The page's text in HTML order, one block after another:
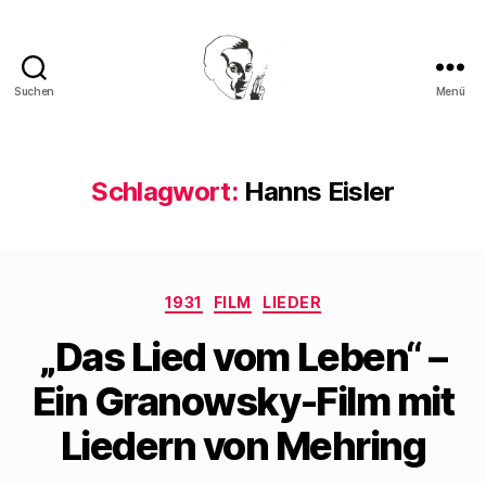
Suchen Menü
Schlagwort: Hanns Eisler
Kategorien
1931 FILM LIEDER
„Das Lied vom Leben“ –
Ein Granowsky-Film mit
Liedern von Mehring